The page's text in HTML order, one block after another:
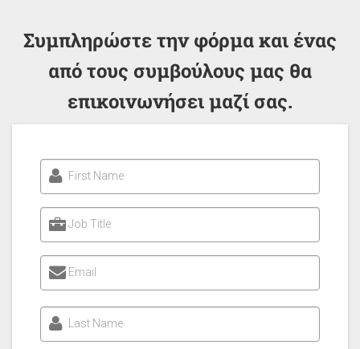
Συμπληρώστε την φόρμα και ένας
από τους συμβούλους μας θα
επικοινωνήσει μαζί σας.
First Name
Job Title
Email
Last Name